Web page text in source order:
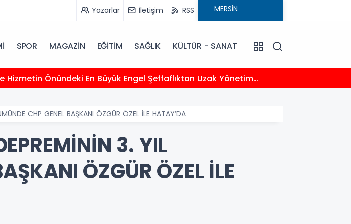
Yazarlar İletişim RSS
SPOR MAGAZİN EĞİTİM SAĞLIK KÜLTÜR - SANAT
CHP GENEL BAŞKANI ÖZGÜR ÖZEL İLE HATAY’DA
3. YIL
ÖZGÜR ÖZEL İLE